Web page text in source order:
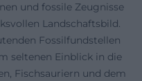
und fossile Zeugnisse
Landschaftsbild.
Fossilfundstellen
seltenen Einblick in die
Fischsauriern und dem